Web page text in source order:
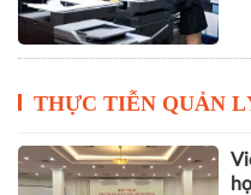
THỰC TIỄN QUẢN